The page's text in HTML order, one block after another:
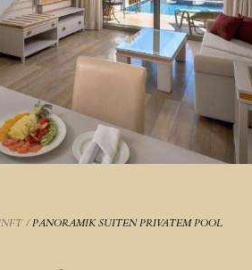
/PANORAMIK SUITEN PRIVATEM POOL